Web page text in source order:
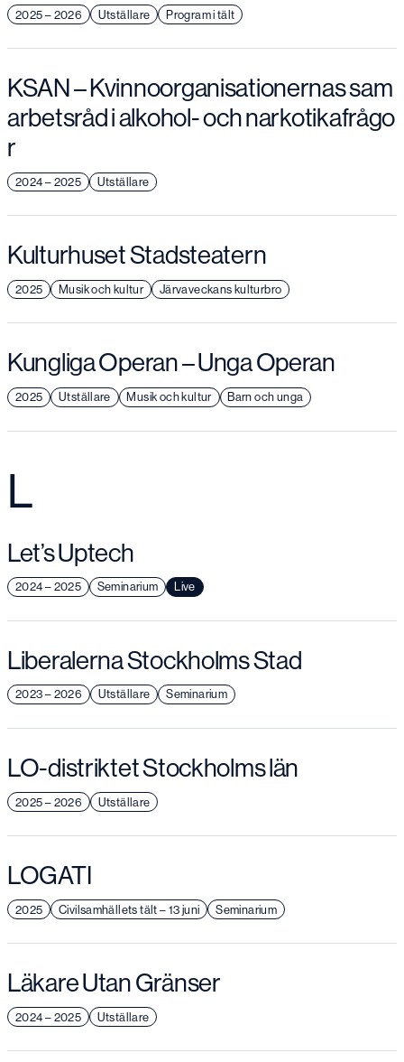
2025 – 2026 Utställare Program i tält
KSAN – Kvinnoorganisationernas sam
arbetsråd i alkohol- och narkotikafrågo
r
2024 – 2025 Utställare
Kulturhuset Stadsteatern
2025 Musik och kultur Järvaveckans kulturbro
Kungliga Operan – Unga Operan
2025 Utställare Musik och kultur Barn och unga
L
Let’s Uptech
2024 – 2025 Seminarium Live
Liberalerna Stockholms Stad
2023 – 2026 Utställare Seminarium
LO-distriktet Stockholms län
2025 – 2026 Utställare
LOGATI
2025 Seminarium
Civilsamhällets tält – 13 juni
Läkare Utan Gränser
2024 – 2025 Utställare